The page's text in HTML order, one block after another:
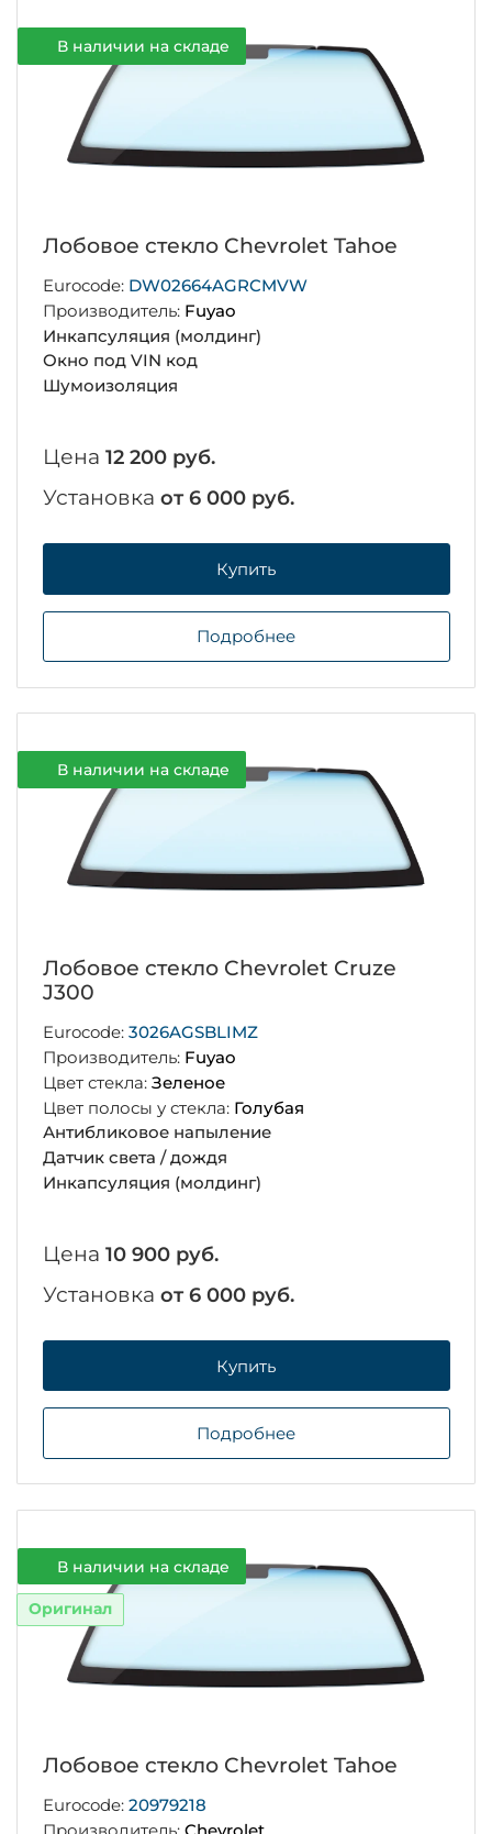
В наличии на складе
Лобовое стекло Chevrolet Tahoe
Eurocode: DW02664AGRCMVW
Производитель: Fuyao
Инкапсуляция (молдинг)
Окно под VIN код
Шумоизоляция
Цена 12 200 руб.
Установка от 6 000 руб.
Купить
Подробнее
В наличии на складе
Лобовое стекло Chevrolet Cruze
J300
Eurocode: 3026AGSBLIMZ
Производитель: Fuyao
Цвет стекла: Зеленое
Цвет полосы у стекла: Голубая
Антибликовое напыление
Датчик света / дождя
Инкапсуляция (молдинг)
Цена 10 900 руб.
Установка от 6 000 руб.
Купить
Подробнее
В наличии на складе
Оригинал
Лобовое стекло Chevrolet Tahoe
Eurocode: 20979218